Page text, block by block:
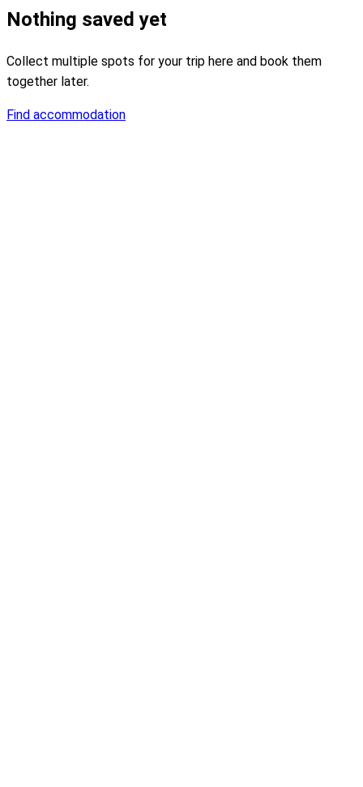
Nothing saved yet
Collect multiple spots for your trip here and book them
together later.
Find accommodation